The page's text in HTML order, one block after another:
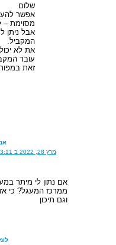
שלום
אפשר
מסוימת –
אבל ניתן
המקביל.
את לא
עובר
זאת
מרץ 28, 2022 ב 23:11
אם נתון לי מיתר
ממרכז המעגל? כי אז
וגם תיכון